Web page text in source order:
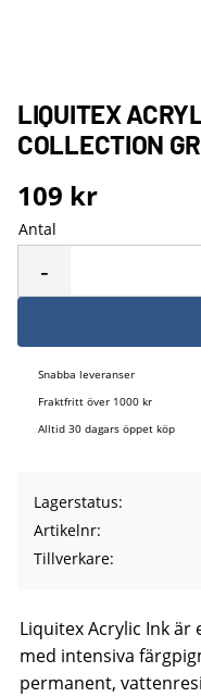
LIQUITEX
COLLECTION
109 kr
Antal
-
Snabba leveranser
Fraktfritt över 1000 kr
Alltid 30 dagars öppet köp
Lagerstatus
Artikelnr
Tillverkare
Liquitex Acrylic Ink
med intensiva
permanent,